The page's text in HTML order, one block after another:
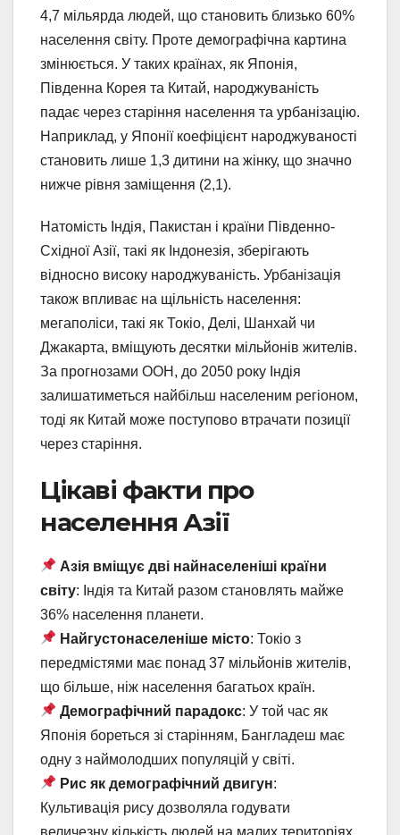
4,7 мільярда людей, що становить близько 60%
населення світу. Проте демографічна картина
змінюється. У таких країнах, як Японія,
Південна Корея та Китай, народжуваність
падає через старіння населення та урбанізацію.
Наприклад, у Японії коефіцієнт народжуваності
становить лише 1,3 дитини на жінку, що значно
нижче рівня заміщення (2,1).
Натомість Індія, Пакистан і країни Південно-
Східної Азії, такі як Індонезія, зберігають
відносно високу народжуваність. Урбанізація
також впливає на щільність населення:
мегаполіси, такі як Токіо, Делі, Шанхай чи
Джакарта, вміщують десятки мільйонів жителів.
За прогнозами ООН, до 2050 року Індія
залишатиметься найбільш населеним регіоном,
тоді як Китай може поступово втрачати позиції
через старіння.
Цікаві факти про
населення Азії
Азія вміщує дві найнаселеніші країни
світу: Індія та Китай разом становлять майже
36% населення планети.
Найгустонаселеніше місто: Токіо з
передмістями має понад 37 мільйонів жителів,
що більше, ніж населення багатьох країн.
Демографічний парадокс: У той час як
Японія бореться зі старінням, Бангладеш має
одну з наймолодших популяцій у світі.
Рис як демографічний двигун:
Культивація рису дозволяла годувати
величезну кількість людей на малих територіях